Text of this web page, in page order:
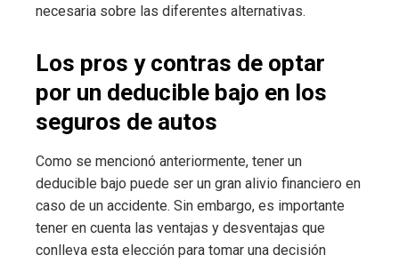
necesaria sobre las diferentes alternativas.
Los pros y contras de optar
por un deducible bajo en los
seguros de autos
Como se mencionó anteriormente, tener un
deducible bajo puede ser un gran alivio financiero en
caso de un accidente. Sin embargo, es importante
tener en cuenta las ventajas y desventajas que
conlleva esta elección para tomar una decisión